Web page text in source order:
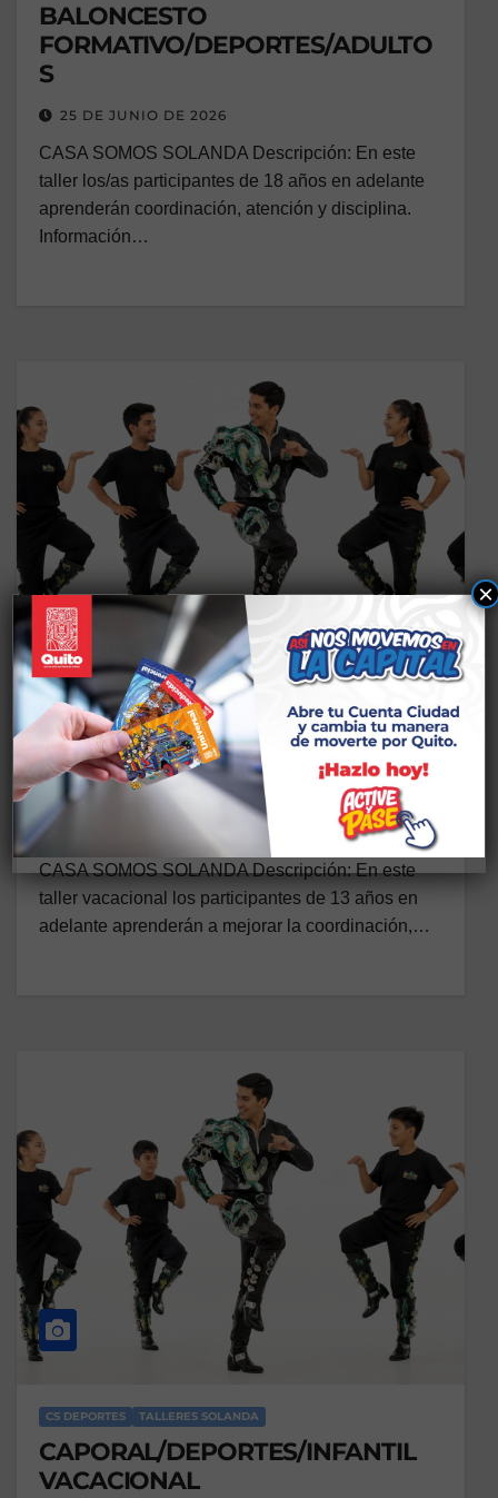
BALONCESTO
FORMATIVO/DEPORTES/ADULTO
S
25 DE JUNIO DE 2026
CASA SOMOS SOLANDA Descripción: En este
taller los/as participantes de 18 años en adelante
aprenderán coordinación, atención y disciplina.
Información…
CS DEPORTES TALLERES SOLANDA
CAPORAL/DEPORTES/VACACION
AL
16 DE JUNIO DE 2026
CASA SOMOS SOLANDA Descripción: En este
taller vacacional los participantes de 13 años en
adelante aprenderán a mejorar la coordinación,…
CS DEPORTES TALLERES SOLANDA
CAPORAL/DEPORTES/INFANTIL
VACACIONAL
×